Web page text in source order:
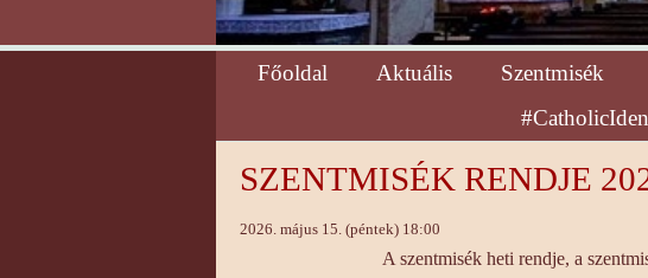
Főoldal Aktuális Szentmisék
SZENTMISÉK RENDJE
2026. május 15. (péntek) 18:00
A szentmisék heti rendje, a